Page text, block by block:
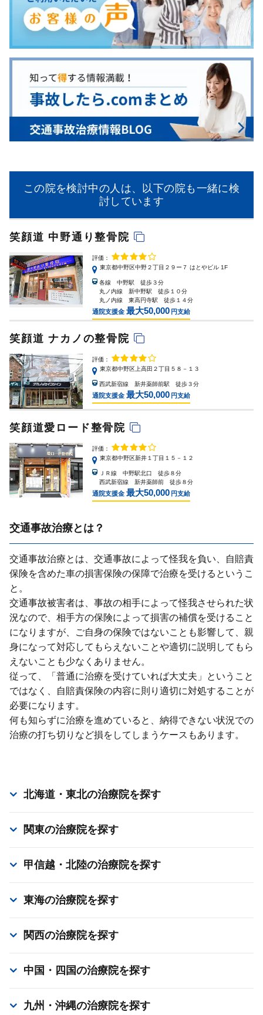
この院を検討中の人は、以下の院も一緒に検
討しています
笑顔道 中野通り整骨院
評価：
東京都中野区中野２丁目２９ー７ はとやビル 1F
各線 中野駅 徒歩３分
丸ノ内線 新中野駅 徒歩１０分
丸ノ内線 東高円寺駅 徒歩１４分
通院支援金 最大50,000 円支給
笑顔道 ナカノの整骨院
評価：
東京都中野区上高田２丁目５８－１３
西武新宿線 新井薬師前駅 徒歩３分
通院支援金 最大50,000 円支給
笑顔道愛ロード整骨院
評価：
東京都中野区新井１丁目１５－１２
ＪＲ線 中野駅北口 徒歩８分
西武新宿線 新井薬師前 徒歩８分
通院支援金 最大50,000 円支給
交通事故治療とは？
交通事故治療とは、交通事故によって怪我を負い、⾃賠責
保険を含めた⾞の損害保険の保障で治療を受けるというこ
と。
交通事故被害者は、事故の相⼿によって怪我させられた状
況なので、相⼿⽅の保険によって損害の補償を受けること
になりますが、ご⾃⾝の保険ではないことも影響して、親
⾝になって対応してもらえないことや適切に説明してもら
えないことも少なくありません。
従って、「普通に治療を受けていれば⼤丈夫」ということ
ではなく、⾃賠責保険の内容に則り適切に対処することが
必要になります。
何も知らずに治療を進めていると、納得できない状況での
治療の打ち切りなど損をしてしまうケースもあります。
北海道・東北の治療院を探す
関東の治療院を探す
甲信越・北陸の治療院を探す
東海の治療院を探す
関西の治療院を探す
中国・四国の治療院を探す
九州・沖縄の治療院を探す